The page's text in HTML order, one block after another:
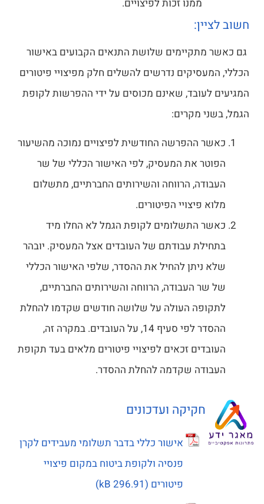
ממנו זכות לפיצויים.
חשוב לציין:
גם כאשר מתקיימים שלושת התנאים הקבועים באישור
הכללי, המעסיקים נדרשים להשלים חלק מפיצויי פיטורים
המגיעים לעובד, שאינם מכוסים על ידי ההפרשות לקופת
הגמל, בשני מקרים:
כאשר ההפרשה החודשית לפיצויים נמוכה מהשיעור
הפוטר את המעסיק, לפי האישור הכללי של שר
העבודה, הרווחה והשירותים החברתיים, מתשלום
מלוא פיצויי הפיטורים.
כאשר התשלומים לקופת הגמל לא החלו מיד
בתחילת עבודתם של העובדים אצל המעסיק. יובהר
שלא ניתן להחיל את ההסדר, שלפי האישור הכללי
של שר העבודה, הרווחה והשירותים החברתיים,
לתקופה העולה על שלושה חודשים שקדמו להחלת
ההסדר לפי סעיף 14, על העובדים. במקרה זה,
העובדים זכאים לפיצויי פיטורים מלאים בעד תקופת
העבודה שקדמה להחלת ההסדר.
חקיקה ועדכונים
אישור כללי בדבר תשלומי מעבידים לקרן
פנסיה ולקופת ביטוח במקום פיצויי
פיטורים